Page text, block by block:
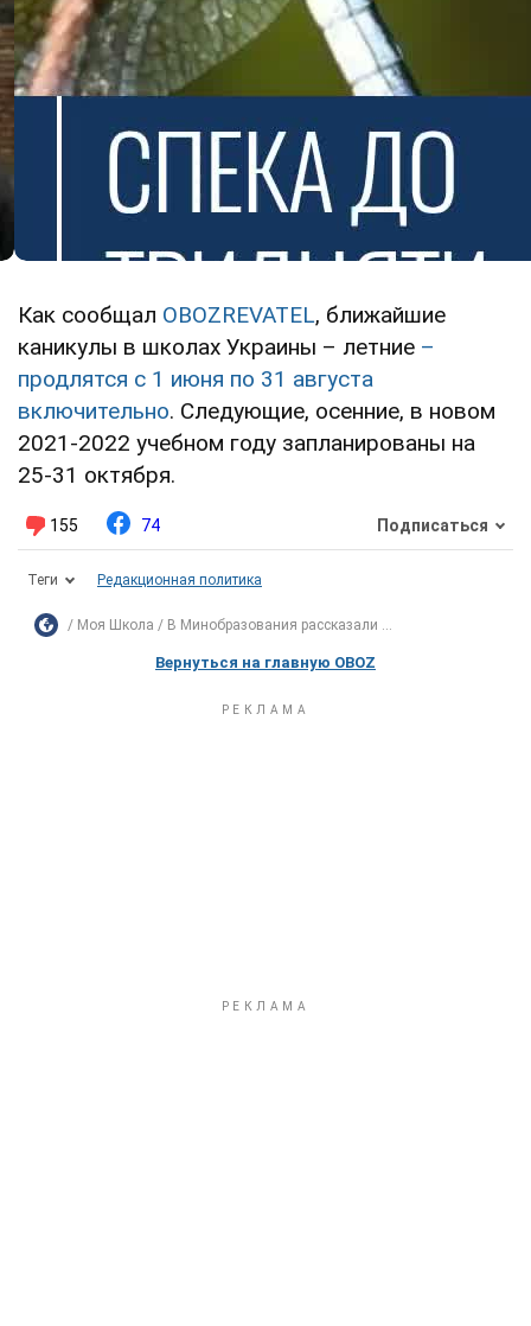
Как сообщал OBOZREVATEL, ближайшие
каникулы в школах Украины – летние –
продлятся с 1 июня по 31 августа
включительно. Следующие, осенние, в новом
2021-2022 учебном году запланированы на
25-31 октября.
155 74 Подписаться
Теги Редакционная политика
Моя Школа В Минобразования рассказали ...
Вернуться на главную OBOZ